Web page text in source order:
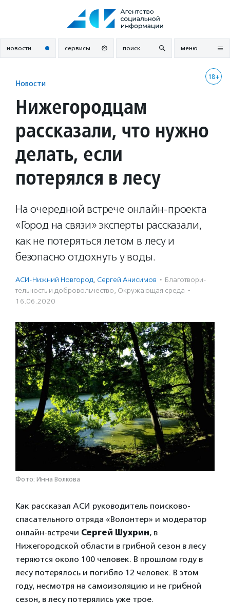
новости сервисы поиск меню
18+
Новости
Нижегородцам
рассказали, что нужно
делать, если
потерялся в лесу
На очередной встрече онлайн-проекта
«Город на связи» эксперты рассказали,
как не потеряться летом в лесу и
безопасно отдохнуть у воды.
АСИ-Нижний Новгород, Сергей Анисимов · Благотвори­
тель­ность и доброволь­чест­во, Окружающая среда ·
16.06.2020
Фото: Инна Волкова
Как рассказал АСИ руководитель поисково-
спасательного отряда «Волонтер» и модератор
онлайн-встречи Сергей Шухрин, в
Нижегородской области в грибной сезон в лесу
теряются около 100 человек. В прошлом году в
лесу потерялось и погибло 12 человек. В этом
году, несмотря на самоизоляцию и не грибной
сезон, в лесу потерялись уже трое.